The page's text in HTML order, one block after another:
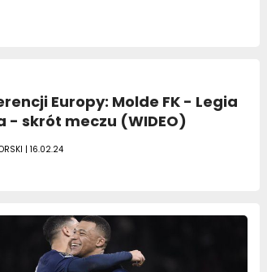
Europy: Molde FK - Legia
- skrót meczu (WIDEO)
| 16.02.24